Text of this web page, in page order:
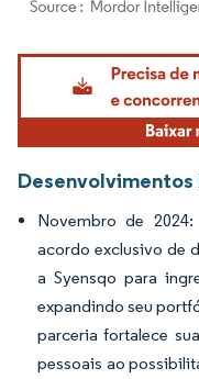
Imagem © Mordor
Novembro de
acordo exclusivo de
a Syensqo para
expandindo seu
parceria fortalece
pessoais ao